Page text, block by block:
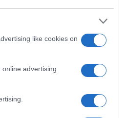
like cookies on
advertising
I nostri